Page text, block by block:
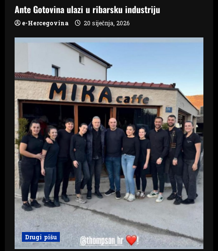
o
n
Ante Gotovina ulazi u ribarsku industriju
e-Hercegovina 20 siječnja, 2026
Drugi pišu